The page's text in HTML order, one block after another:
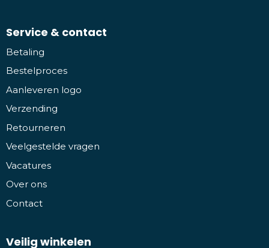
Service & contact
Betaling
Bestelproces
Aanleveren logo
Verzending
Retourneren
Veelgestelde vragen
Vacatures
Over ons
Contact
Veilig winkelen